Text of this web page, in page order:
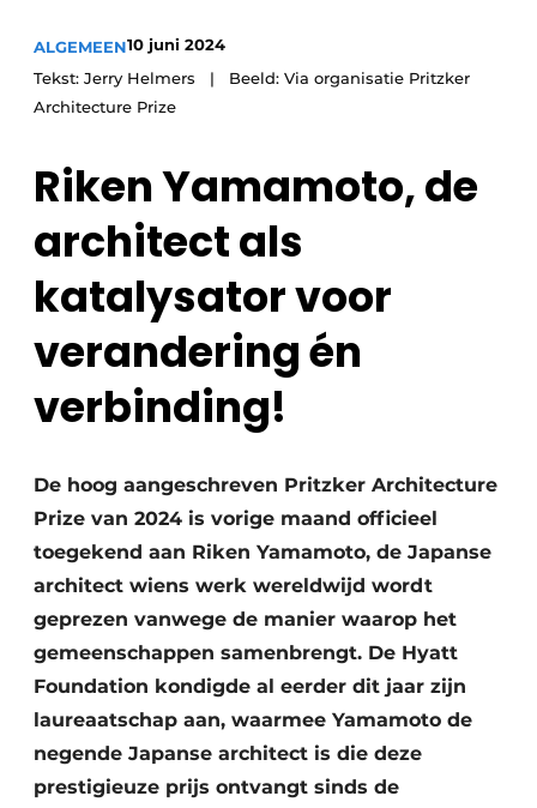
ALGEMEEN10 juni 2024
Tekst: Jerry Helmers | Beeld: Via organisatie Pritzker
Architecture Prize
Riken Yamamoto, de
architect als
katalysator voor
verandering én
verbinding!
De hoog aangeschreven Pritzker Architecture
Prize van 2024 is vorige maand officieel
toegekend aan Riken Yamamoto, de Japanse
architect wiens werk wereldwijd wordt
geprezen vanwege de manier waarop het
gemeenschappen samenbrengt. De Hyatt
Foundation kondigde al eerder dit jaar zijn
laureaatschap aan, waarmee Yamamoto de
negende Japanse architect is die deze
prestigieuze prijs ontvangt sinds de